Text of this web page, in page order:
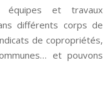
équipes et travaux
différents corps de
de copropriétés,
et pouvons